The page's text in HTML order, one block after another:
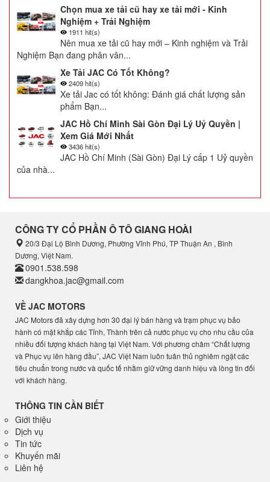
Chọn mua xe tải cũ hay xe tải mới - Kinh
Nghiệm + Trải Nghiệm
1911 hit(s)
Nên mua xe tải cũ hay mới – Kinh nghiệm và Trải
Nghiệm Bạn đang phân vân...
Xe Tải JAC Có Tốt Không?
2409 hit(s)
Xe tải Jac có tốt không: Đánh giá chất lượng sản
phẩm Bạn...
JAC Hồ Chí Minh Sài Gòn Đại Lý Uỷ Quyền |
Xem Giá Mới Nhất
3436 hit(s)
JAC Hồ Chí Minh (Sài Gòn) Đại Lý cấp 1 Uỷ quyền
của nhà...
CÔNG TY CỔ PHẦN Ô TÔ GIANG HOÀI
20/3 Đại Lộ Bình Dương, Phường Vĩnh Phú, TP Thuận An , Bình
Dương, Việt Nam.
0901.538.598
dangkhoa.jac@gmail.com
VỀ JAC MOTORS
JAC Motors đã xây dựng hơn 30 đại lý bán hàng và trạm phục vụ bảo
hành có mặt khắp các Tỉnh, Thành trên cả nước phục vụ cho nhu cầu của
nhiều đối tượng khách hàng tại Việt Nam. Với phương châm “Chất lượng
và Phục vụ lên hàng đầu”, JAC Việt Nam luôn tuân thủ nghiêm ngặt các
tiêu chuẩn trong nước và quốc tế nhằm giữ vững danh hiệu và lòng tin đối
với khách hàng.
THÔNG TIN CẦN BIẾT
Giới thiệu
Dịch vụ
Tin tức
Khuyến mãi
Liên hệ